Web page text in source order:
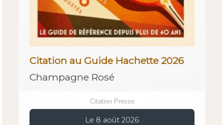
Citation au Guide Hachette 2026
Champagne Rosé
Citation Presse
Le 8 août 2026